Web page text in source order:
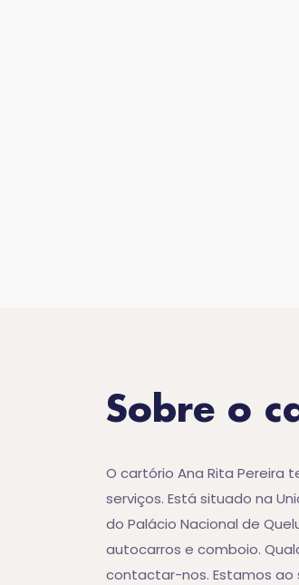
Sobre o
O cartório Ana Rita Pereira
serviços. Está situado na
do Palácio Nacional de
autocarros e comboio.
contactar-nos. Estamos ao